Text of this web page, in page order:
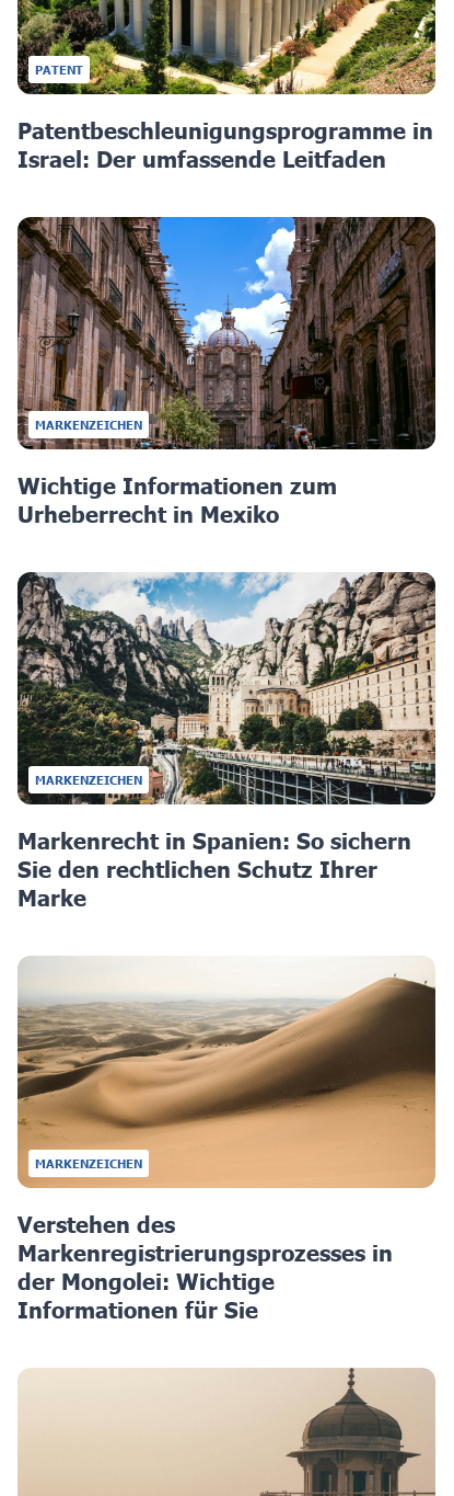
PATENT
Patentbeschleunigungsprogramme in
Israel: Der umfassende Leitfaden
MARKENZEICHEN
Wichtige Informationen zum
Urheberrecht in Mexiko
MARKENZEICHEN
Markenrecht in Spanien: So sichern
Sie den rechtlichen Schutz Ihrer
Marke
MARKENZEICHEN
Verstehen des
Markenregistrierungsprozesses in
der Mongolei: Wichtige
Informationen für Sie